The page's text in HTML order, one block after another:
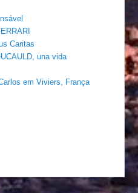
Caritas
una vida
em Viviers, França